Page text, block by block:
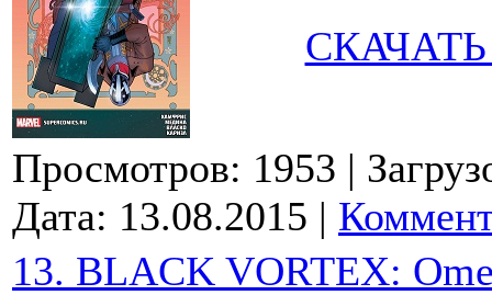
Просмотров: 1953 |
Дата: 13.08.2015 |
13. BLACK VORTEX: